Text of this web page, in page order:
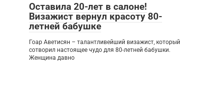
Оставила 20-лет в салоне!
Визажист вернул красоту 80-
летней бабушке
Гоар Аветисян – талантливейший визажист, который
сотворил настоящее чудо для 80-летней бабушки.
Женщина давно